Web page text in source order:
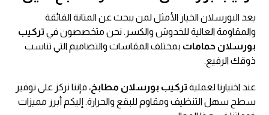
يعد البورسلان الخيار الأمثل لمن يبحث عن المتانة الفائقة
والمقاومة العالية للخدوش والكسر. نحن متخصصون في تركيب
بورسلان حمامات بمختلف المقاسات والتصاميم التي تناسب
ذوقك الرفيع.
عند اختيارنا لعملية تركيب بورسلان مطابخ، فإننا نركز على توفير
سطح سهل التنظيف ومقاوم للبقع والحرارة. إليكم أبرز مميزات